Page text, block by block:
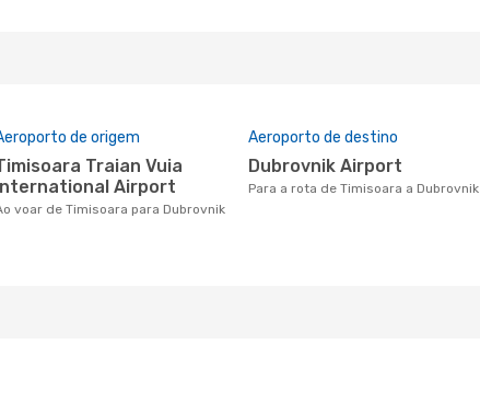
de origem
Vuia
Airport
Ao voar de Timisoara para Dubrovnik
Aeroporto de destino
Dubrovnik Airport
Para a rota de Timisoara a Dubrovnik